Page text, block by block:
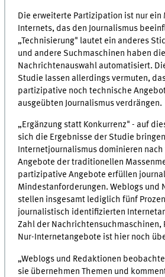
Die erweiterte Partizipation ist nur ein
Internets, das den Journalismus
„Technisierung" lautet ein anderes
und andere Suchmaschinen haben die
Nachrichtenauswahl automatisiert.
Studie lassen allerdings vermuten,
partizipative noch technische
ausgeübten Journalismus verdrängen.
„Ergänzung statt Konkurrenz" - auf
sich die Ergebnisse der Studie
Internetjournalismus dominieren nach
Angebote der traditionellen
partizipative Angebote erfüllen
Mindestanforderungen. Weblogs und
stellen insgesamt lediglich fünf
journalistisch identifizierten
Zahl der Nachrichtensuchmaschinen,
Nur-Internetangebote ist hier noch
„Weblogs und Redaktionen
sie übernehmen Themen und